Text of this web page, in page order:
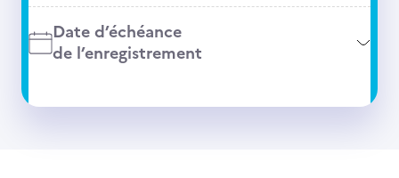
Date d’échéance
de l’enregistrement